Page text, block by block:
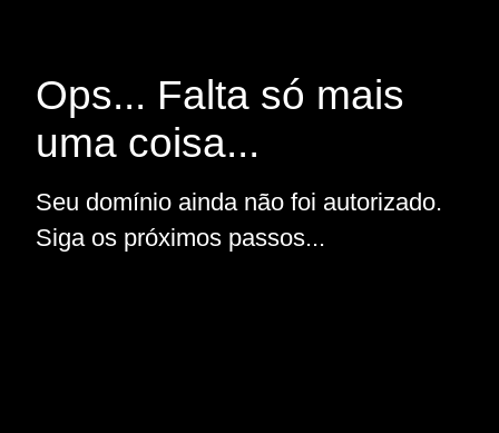
Ops... Falta só mais
uma coisa...
Seu domínio ainda não foi autorizado.
Siga os próximos passos...